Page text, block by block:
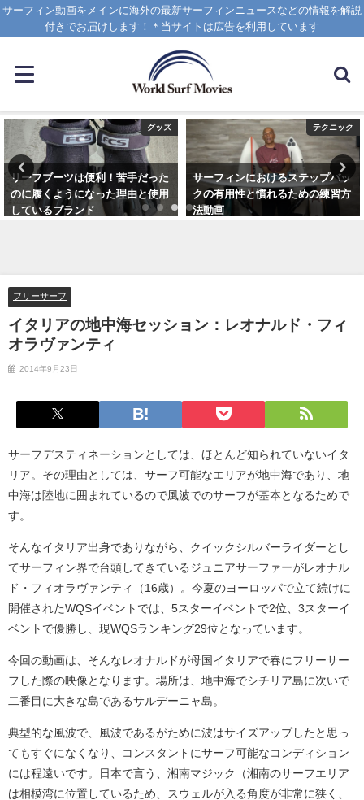
サーフィン動画をメインに海外の最新サーフィンニュースなどの情報を解説
付きでお届けします！＊当サイトは広告を利用しています
グッズ
リーフブーツは便利！苦手だった
のに履くようになった理由と使用
しているブランド
テクニック
サーフィンにおけるステップバッ
クの有用性と慣れるための練習方
法動画
フリーサーフ
イタリアの地中海セッション：レオナルド・フィ
オラヴァンティ
2014年9月23日
サーフデスティネーションとしては、ほとんど知られていないイタ
リア。その理由としては、サーフ可能なエリアが地中海であり、地
中海は陸地に囲まれているので風波でのサーフが基本となるためで
す。
そんなイタリア出身でありながら、クイックシルバーライダーとし
てサーフィン界で台頭してきているジュニアサーファーがレオナル
ド・フィオラヴァンティ（16歳）。今夏のヨーロッパで立て続けに
開催されたWQSイベントでは、5スターイベントで2位、3スターイ
ベントで優勝し、現WQSランキング29位となっています。
今回の動画は、そんなレオナルドが母国イタリアで春にフリーサー
フした際の映像となります。場所は、地中海でシチリア島に次いで
二番目に大きな島であるサルデーニャ島。
典型的な風波で、風波であるがために波はサイズアップしたと思っ
てもすぐになくなり、コンスタントにサーフ可能なコンディション
には程遠いです。日本で言う、湘南マジック（湘南のサーフエリア
は相模湾に位置しているため、スウェルが入る角度が非常に狭く、